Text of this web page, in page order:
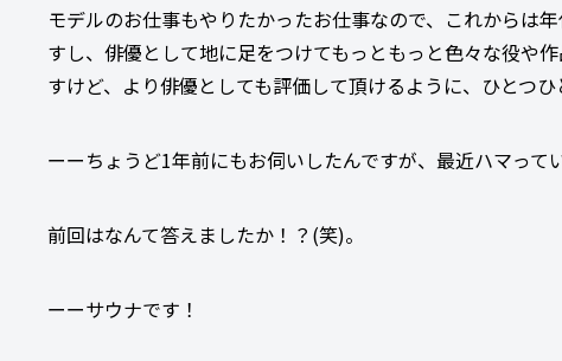
モデルのお仕事もやりたかったお仕事なので、これからは
すし、俳優として地に足をつけてもっともっと色々な役や
すけど、より俳優としても評価して頂けるように、ひとつ
ーーちょうど1年前にもお伺いしたんですが、最近ハマって
前回はなんて答えましたか！？(笑)。
ーーサウナです！